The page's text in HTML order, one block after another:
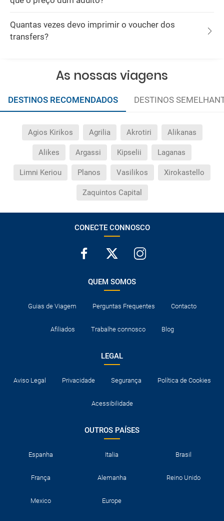
Quantas vezes devo imprimir o voucher dos
transfers?
As nossas viagens
DESTINOS RECOMENDADOS DESTINOS
Agios Kirikos Agrilia Akrotiri Alikanas
Alikes Argassi Kipselii Laganas
Limni Keriou Planos Vasilikos Xirokastello
Zaquintos Capital
CONECTE CONNOSCO
QUEM SOMOS
Guias de Viagem Perguntas Frequentes Contacto
Afiliados Trabalhe connosco Blog
LEGAL
Aviso Legal Privacidade Segurança Política de Cookies
Acessibilidade
OUTROS PAÍSES
Espanha Italia Brasil
França Alemanha Reino Unido
Mexico Europe